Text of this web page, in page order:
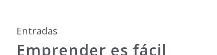
Entradas
Emprender es fácil